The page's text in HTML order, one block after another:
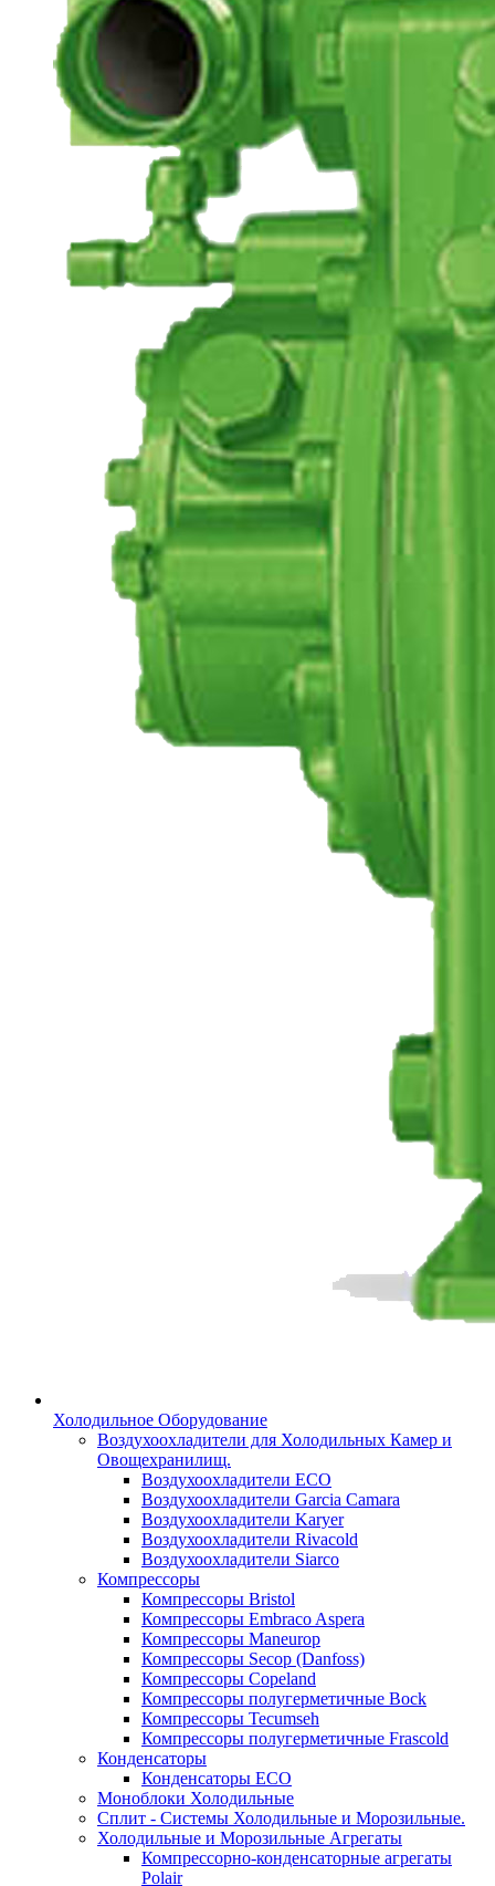
Холодильное Оборудование
Воздухоохладители для Холодильных Камер и
Овощехранилищ.
Воздухоохладители ECO
Воздухоохладители Garcia Camara
Воздухоохладители Karyer
Воздухоохладители Rivacold
Воздухоохладители Siarco
Компрессоры
Компрессоры Bristol
Компрессоры Embraco Aspera
Компрессоры Maneurop
Компрессоры Secop (Danfoss)
Компрессоры Copeland
Компрессоры полугерметичные Bock
Компрессоры Tecumseh
Компрессоры полугерметичные Frascold
Конденсаторы
Конденсаторы ECO
Моноблоки Холодильные
Сплит - Системы Холодильные и Морозильные.
Холодильные и Морозильные Агрегаты
Компрессорно-конденсаторные агрегаты
Polair